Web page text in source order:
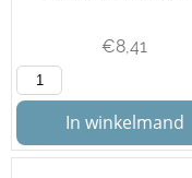
€8,41
In winkelmand